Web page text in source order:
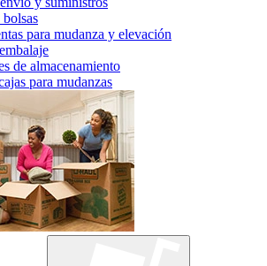
para mudanza y elevación
de almacenamiento
para mudanzas